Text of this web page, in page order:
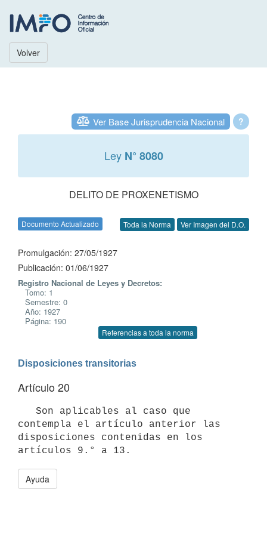
Volver
?
Ver Base Jurisprudencia Nacional
Ley N° 8080
DELITO DE PROXENETISMO
Documento Actualizado Toda la Norma Ver Imagen del D.O.
Promulgación: 27/05/1927
Publicación: 01/06/1927
Registro Nacional de Leyes y Decretos:
Tomo: 1
Semestre: 0
Año: 1927
Página: 190
Referencias a toda la norma
Disposiciones transitorias
Artículo 20
contempla el artículo anterior las
disposiciones contenidas en los
artículos 9.° a 13.
Ayuda